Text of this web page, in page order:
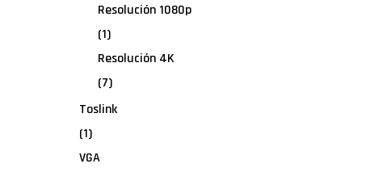
Resolución 1080p
(1)
Resolución 4K
(7)
Toslink
(1)
VGA